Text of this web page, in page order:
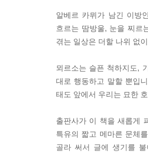
알베르 카뮈가 남긴 이방
흐르는 땀방울, 눈을 찌르
겪는 일상은 더할 나위 없
뫼르소는 슬픈 척하지도,
대로 행동하고 말할 뿐입
태도 앞에서 우리는 묘한
출판사가 이 책을 새롭게
특유의 짧고 메마른 문체
골라 써서 글에 생기를